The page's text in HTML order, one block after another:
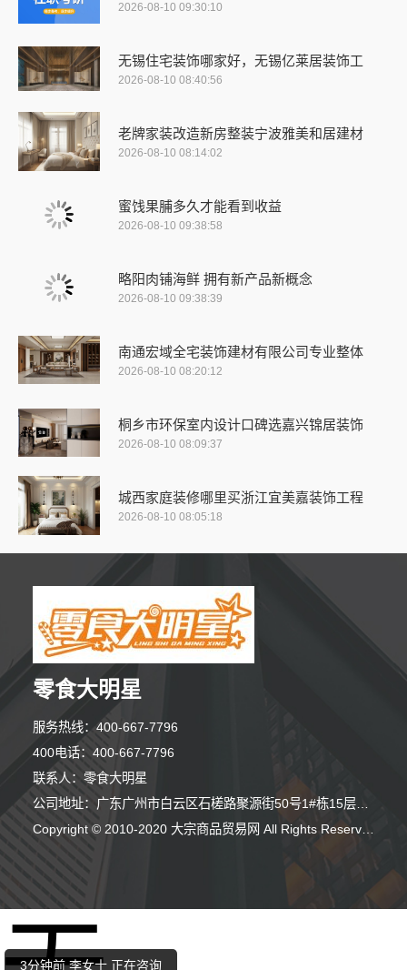
2026-08-10 09:30:10
无锡住宅装饰哪家好，无锡亿莱居装饰工
2026-08-10 08:40:56
老牌家装改造新房整装宁波雅美和居建材
2026-08-10 08:14:02
蜜饯果脯多久才能看到收益
2026-08-10 09:38:58
略阳肉铺海鲜 拥有新产品新概念
2026-08-10 09:38:39
南通宏域全宅装饰建材有限公司专业整体
2026-08-10 08:20:12
桐乡市环保室内设计口碑选嘉兴锦居装饰
2026-08-10 08:09:37
城西家庭装修哪里买浙江宜美嘉装饰工程
2026-08-10 08:05:18
零食大明星
服务热线：400-667-7796
400电话：400-667-7796
联系人：零食大明星
公司地址：广东广州市白云区石槎路聚源街50号1#栋15层1508室
Copyright © 2010-2020 大宗商品贸易网 All Rights Reserved
7分钟前 马小姐 正在咨询
3分钟前 李女士 正在咨询